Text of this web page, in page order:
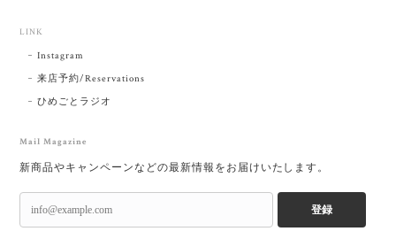
LINK
Instagram
来店予約/Reservations
ひめごとラジオ
Mail Magazine
新商品やキャンペーンなどの最新情報をお届けいたします。
登録